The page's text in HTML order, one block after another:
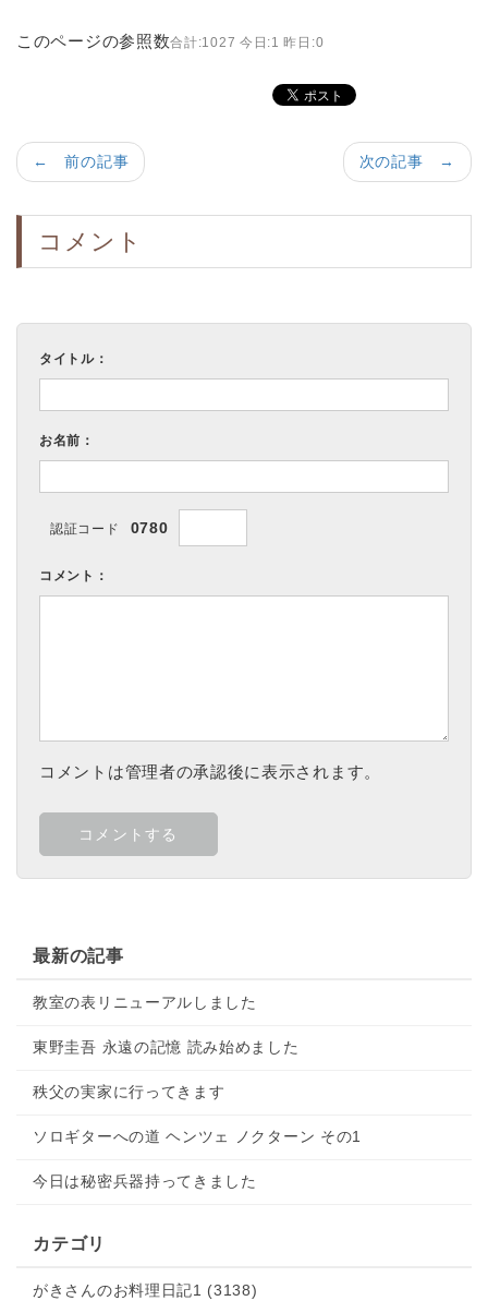
このページの参照数合計:1027 今日:1 昨日:0
次の記事 →
← 前の記事
コメント
タイトル：
お名前：
認証コード 0780
コメント：
コメントは管理者の承認後に表示されます。
最新の記事
教室の表リニューアルしました
東野圭吾 永遠の記憶 読み始めました
秩父の実家に行ってきます
ソロギターへの道 ヘンツェ ノクターン その1
今日は秘密兵器持ってきました
カテゴリ
がきさんのお料理日記1 (3138)